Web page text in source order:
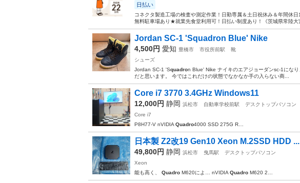
日払い
コネクタ製造工場の検査や測定作業！日勤専属＆土日祝休み＆年間休
無料駐車場あり★就業先食堂利用可！日払い制度あり！《茨城県常陸
Jordan SC-1 'Squadron Blue' Nike
4,500円 愛知 豊橋市 市役所前駅
靴
シューズ
Jordan SC-1 'Squadron Blue' Nike ナイキのエアジョーダンsc-1にな
だと思います。 今ではこれだけの状態でなかなか手の入らない商...
Core i7 3770 3.4GHz Windows11
12,000円 静岡 浜松市 自動車学校前駅
デスクトップパソコン
Core i7
P8H77-V nVIDIA Quadro4000 SSD 275G R…
日本製 Z2改19 Gen10 Xeon M.2SSD HDD ...
49,800円 静岡 浜松市 曳馬駅
デスクトップパソコン
Xeon
能も高く、 Quadro M620によ… nVIDIA Quadro M620 2…